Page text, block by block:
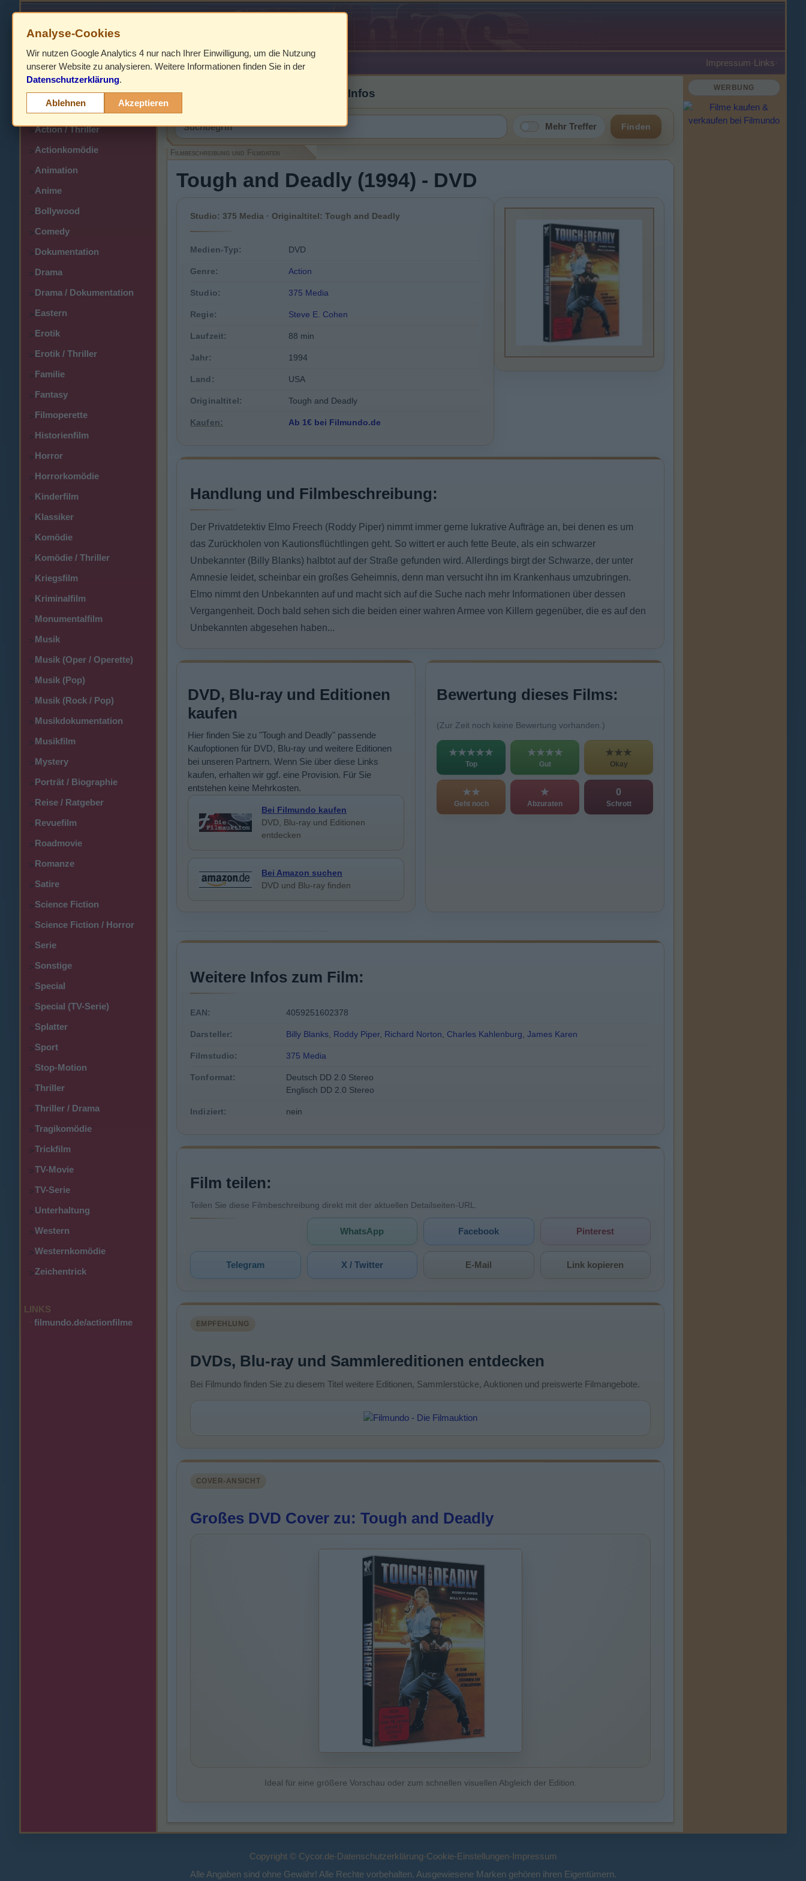
HOME Impressum ·Links·
>
> Action
>Action / Thriller
>Actionkomödie
>Animation
>Anime
>Bollywood
>Comedy
>Dokumentation
>Drama
>Drama / Dokumentation
>Eastern
>Erotik
>Erotik / Thriller
>Familie
>Fantasy
>Filmoperette
>Historienfilm
>Horror
>Horrorkomödie
>Kinderfilm
>Klassiker
>Komödie
>Komödie / Thriller
>Kriegsfilm
>Kriminalfilm
>Monumentalfilm
>Musik
>Musik (Oper / Operette)
>Musik (Pop)
>Musik (Rock / Pop)
>Musikdokumentation
>Musikfilm
>Mystery
>Porträt / Biographie
>Reise / Ratgeber
>Revuefilm
>Roadmovie
>Romanze
>Satire
>Science Fiction
>Science Fiction / Horror
>Serie
>Sonstige
>Special
>Special (TV-Serie)
>Splatter
>Sport
>Stop-Motion
>Thriller
>Thriller / Drama
>Tragikomödie
>Trickfilm
>TV-Movie
>TV-Serie
>Unterhaltung
>Western
>Westernkomödie
>Zeichentrick
LINKS
· filmundo.de/actionfilme
Filmbeschreibung, Cover & DVD Infos
Mehr Treffer Finden
Filmbeschreibung und Filmdaten
Tough and Deadly (1994) - DVD
Studio: 375 Media · Originaltitel: Tough and Deadly
Medien-Typ: DVD
Genre: Action
Studio: 375 Media
Regie: Steve E. Cohen
Laufzeit: 88 min
Jahr: 1994
Land: USA
Originaltitel: Tough and Deadly
Kaufen: Ab 1€ bei Filmundo.de
Handlung und Filmbeschreibung:
Der Privatdetektiv Elmo Freech (Roddy Piper) nimmt immer gerne lukrative Aufträge an, bei denen es um
das Zurückholen von Kautionsflüchtlingen geht. So wittert er auch fette Beute, als ein schwarzer
Unbekannter (Billy Blanks) halbtot auf der Straße gefunden wird. Allerdings birgt der Schwarze, der unter
Amnesie leidet, scheinbar ein großes Geheimnis, denn man versucht ihn im Krankenhaus umzubringen.
Elmo nimmt den Unbekannten auf und macht sich auf die Suche nach mehr Informationen über dessen
Vergangenheit. Doch bald sehen sich die beiden einer wahren Armee von Killern gegenüber, die es auf den
Unbekannten abgesehen haben...
DVD, Blu-ray und Editionen
kaufen
Hier finden Sie zu "Tough and Deadly" passende
Kaufoptionen für DVD, Blu-ray und weitere Editionen
bei unseren Partnern. Wenn Sie über diese Links
kaufen, erhalten wir ggf. eine Provision. Für Sie
entstehen keine Mehrkosten.
Bei Filmundo kaufen
DVD, Blu-ray und Editionen
entdecken
Bei Amazon suchen
DVD und Blu-ray finden
Bewertung dieses Films:
(Zur Zeit noch keine Bewertung vorhanden.)
★★★★★
Top
★★★★
Gut
★★★
Okay
★★
Geht noch
★
Abzuraten
0
Schrott
Weitere Infos zum Film:
EAN: 4059251602378
Darsteller: Billy Blanks Roddy Piper, Richard Norton Charles Kahlenburg James Karen
Filmstudio: 375 Media
Tonformat:
Deutsch DD 2.0 Stereo
Englisch DD 2.0 Stereo
Indiziert: nein
Film teilen:
Teilen Sie diese Filmbeschreibung direkt mit der aktuellen Detailseiten-URL.
WhatsApp Facebook Pinterest
Telegram X / Twitter E-Mail Link kopieren
EMPFEHLUNG
DVDs, Blu-ray und Sammlereditionen entdecken
Bei Filmundo finden Sie zu diesem Titel weitere Editionen, Sammlerstücke, Auktionen und preiswerte Filmangebote.
COVER-ANSICHT
Großes DVD Cover zu: Tough and Deadly
Ideal für eine größere Vorschau oder zum schnellen visuellen Abgleich der Edition.
WERBUNG
Copyright © Cycor.de-Datenschutzerklärung-Cookie-Einstellungen-Impressum
Alle Angaben sind ohne Gewähr! Alle Rechte vorbehalten. Ausgewiesene Marken gehören ihren Eigentümern.
Analyse-Cookies
Wir nutzen Google Analytics 4 nur nach Ihrer Einwilligung, um die Nutzung
unserer Website zu analysieren. Weitere Informationen finden Sie in der
Datenschutzerklärung.
Ablehnen Akzeptieren